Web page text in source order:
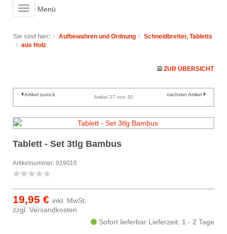
Toggle
navigation
Menü
Sie sind hier: Aufbewahren und Ordnung
Schneidbretter, Tabletts
aus Holz
ZUR ÜBERSICHT
Artikel zurück Artikel 27 von 30 nächster Artikel
Tablett - Set 3tlg Bambus
Artikelnummer: 919016
19,95 € inkl. MwSt.
zzgl. Versandkosten
Sofort lieferbar Lieferzeit: 1 - 2 Tage